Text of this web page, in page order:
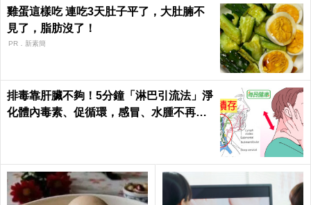
雞蛋這樣吃 連吃3天肚子平了，大肚腩不
見了，脂肪沒了！
PR．新素簡
排毒靠肝臟不夠！5分鐘「淋巴引流法」淨
化體內毒素、促循環，感冒、水腫不再來